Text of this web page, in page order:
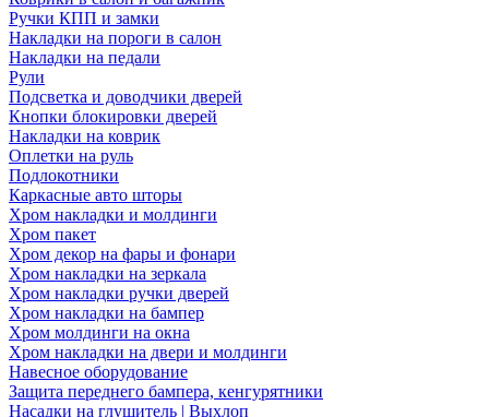
Ручки КПП и замки
Накладки на пороги в салон
Накладки на педали
Рули
Подсветка и доводчики дверей
Кнопки блокировки дверей
Накладки на коврик
Оплетки на руль
Подлокотники
Каркасные авто шторы
Хром накладки и молдинги
Хром пакет
Хром декор на фары и фонари
Хром накладки на зеркала
Хром накладки ручки дверей
Хром накладки на бампер
Хром молдинги на окна
Хром накладки на двери и молдинги
Навесное оборудование
Защита переднего бампера, кенгурятники
Насадки на глушитель | Выхлоп